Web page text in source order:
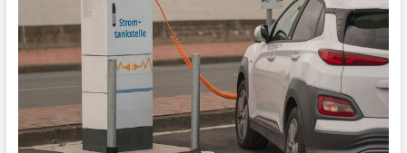
Сватово